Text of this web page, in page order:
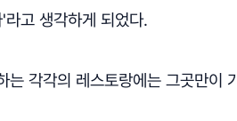
고 생각하게 되었다.
각각의 레스토랑에는 그곳만이